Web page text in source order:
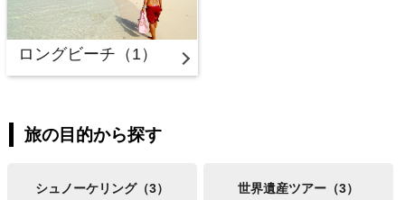
ロングビーチ（1）
旅の目的から探す
シュノーケリング（3） 世界遺産ツアー（3）